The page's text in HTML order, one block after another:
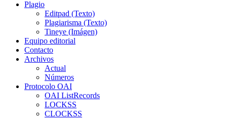
Plagio
Editpad (Texto)
Plagiarisma (Texto)
Tineye (Imágen)
Equipo editorial
Contacto
Archivos
Actual
Números
Protocolo OAI
OAI ListRecords
LOCKSS
CLOCKSS